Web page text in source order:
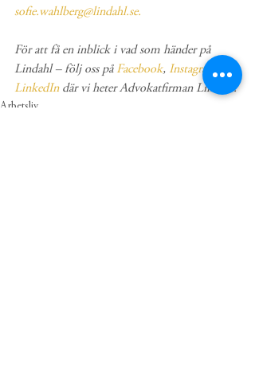
sofie.wahlberg@lindahl.se.
För att få en inblick i vad som händer på
Lindahl – följ oss på Facebook, Instagram
och
LinkedIn där vi heter Advokatfirman Lindahl.
Arbetsliv